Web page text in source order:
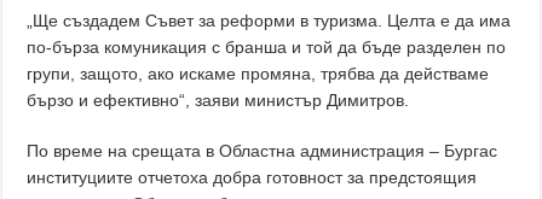
„Ще създадем Съвет за реформи в туризма. Целта е да има
по-бърза комуникация с бранша и той да бъде разделен по
групи, защото, ако искаме промяна, трябва да действаме
бързо и ефективно“, заяви министър Димитров.
По време на срещата в Областна администрация – Бургас
институциите отчетоха добра готовност за предстоящия